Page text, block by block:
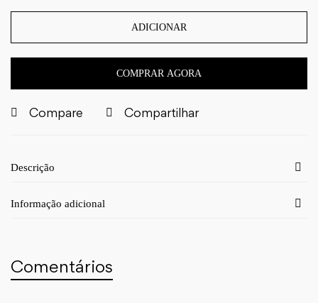
ADICIONAR
COMPRAR AGORA
Compare Compartilhar
Descrição
Informação adicional
Comentários